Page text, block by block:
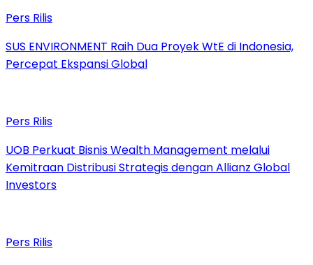
Pers Rilis
SUS ENVIRONMENT Raih Dua Proyek WtE di Indonesia,
Percepat Ekspansi Global
Pers Rilis
UOB Perkuat Bisnis Wealth Management melalui
Kemitraan Distribusi Strategis dengan Allianz Global
Investors
Pers Rilis